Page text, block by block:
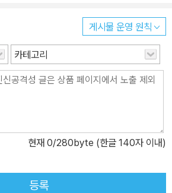
게시물 운영 원칙
카테고리
현재 0/280byte (한글 140자 이내)
등록